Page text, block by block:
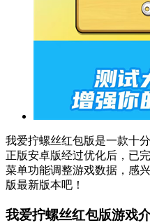
我爱拧螺丝红包版是一款十
正版安卓版经过优化后，已
菜单功能调整游戏数据，感
版最新版本吧！
我爱拧螺丝红包版游戏